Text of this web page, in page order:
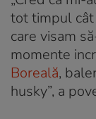
tot timpul cât
care visam
momente
Boreală,
husky”, a